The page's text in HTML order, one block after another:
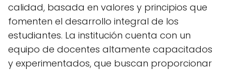
calidad, basada en valores y principios que
fomenten el desarrollo integral de los
estudiantes. La institución cuenta con un
equipo de docentes altamente capacitados
y experimentados, que buscan proporcionar